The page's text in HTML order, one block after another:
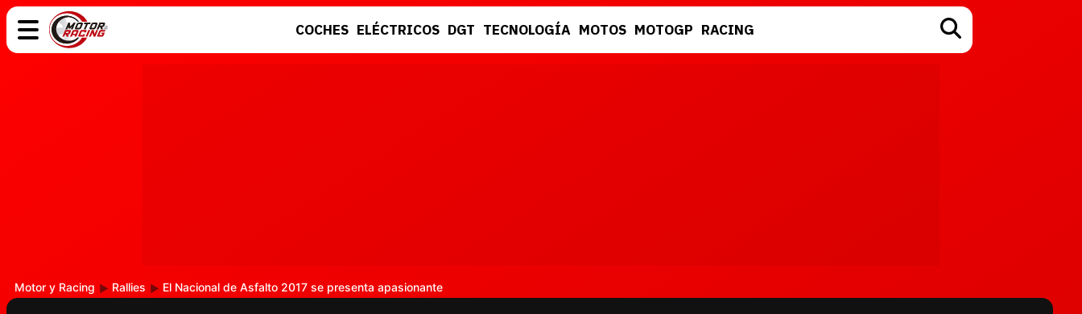
COCHES ELÉCTRICOS DGT TECNOLOGÍA MOTOS MOTOGP RACING
Motor y Racing Rallies El Nacional de Asfalto 2017 se presenta apasionante